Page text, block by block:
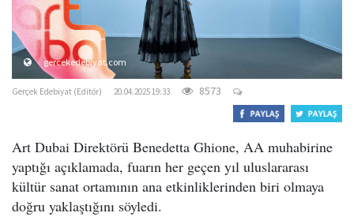
gercekedebiyat.com
Gerçek Edebiyat (Editör) 20.04.2025 19:33 8573
Art Dubai Direktörü Benedetta Ghione, AA muhabirine
yaptığı açıklamada, fuarın her geçen yıl uluslararası
kültür sanat ortamının ana etkinliklerinden biri olmaya
doğru yaklaştığını söyledi.